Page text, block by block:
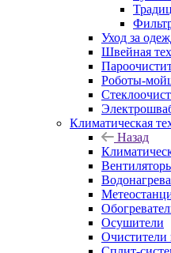
Уход за
Швейная
Роботы-
Климатическая
Назад
Осушители
Очистители